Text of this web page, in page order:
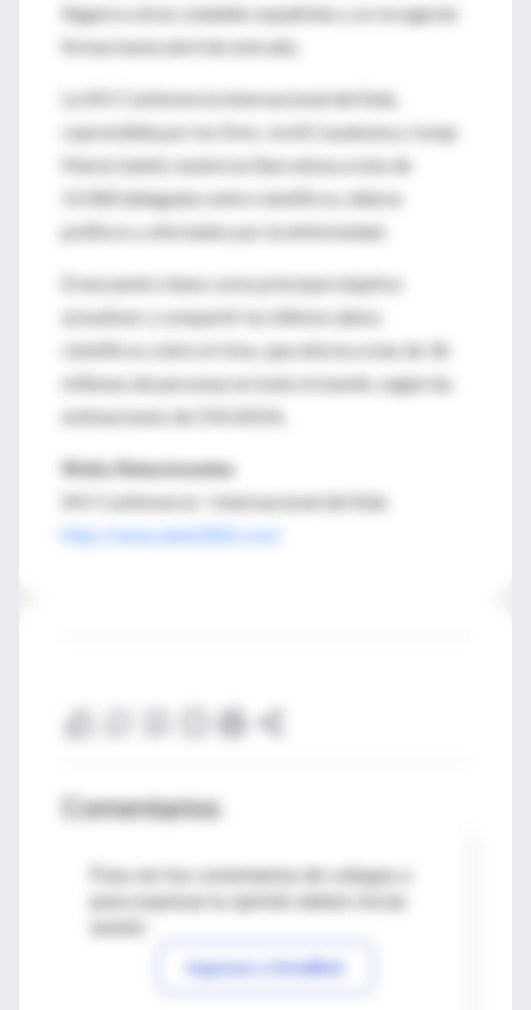
llegará a otras ciudades españolas y se recogerán
firmas hasta abril de este año.
La XIV Conferencia Internacional del Sida,
copresidida por los Dres. Jordi Casabona y Josep
Maria Gatell, reunirá en Barcelona a más de
15.000 delegados entre científicos, líderes
políticos y afectados por la enfermedad.
El encuentro tiene como principal objetivo
actualizar y compartir los últimos datos
científicos sobre el virus, que afecta a más de 36
millones de personas en todo el mundo, según las
estimaciones de ONUSIDA.
Webs Relacionadas
XIV Conferencia = Internacional del Sida
http://www.aids2002.com/
Comentarios
Para ver los comentarios de colegas o
Ingresar a IntraMed